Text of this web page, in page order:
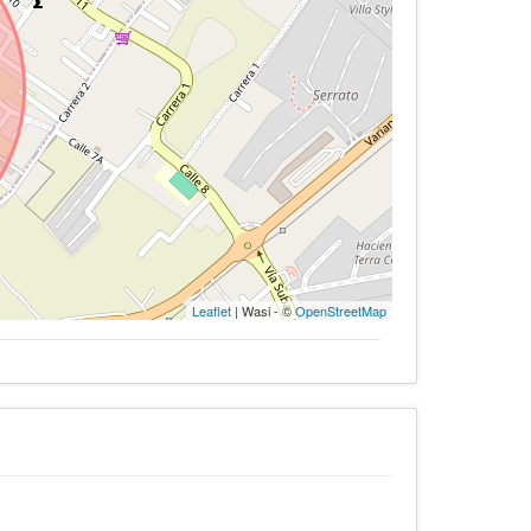
Leaflet| Wasi - ©OpenStreetMap